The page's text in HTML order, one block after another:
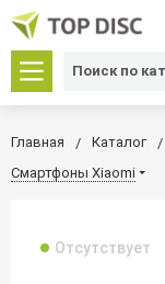
Главная Каталог
Смартфоны Xiaomi
Отсутствует